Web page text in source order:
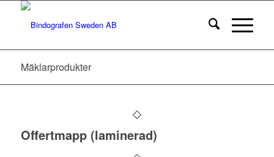
Mäklarprodukter
Offertmapp (laminerad)